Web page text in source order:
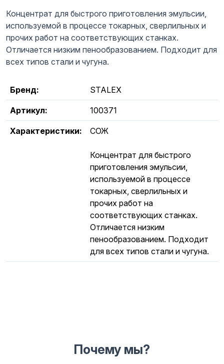
Концентрат для быстрого приготовления эмульсии,
используемой в процессе токарных, сверлильных и
прочих работ на соответствующих станках.
Отличается низким пенообразованием. Подходит для
всех типов стали и чугуна.
Бренд: STALEX
Артикул: 100371
Характеристики: СОЖ
Концентрат для быстрого
приготовления эмульсии,
используемой в процессе
токарных, сверлильных и
прочих работ на
соответствующих станках.
Отличается низким
пенообразованием. Подходит
для всех типов стали и чугуна.
Почему мы?